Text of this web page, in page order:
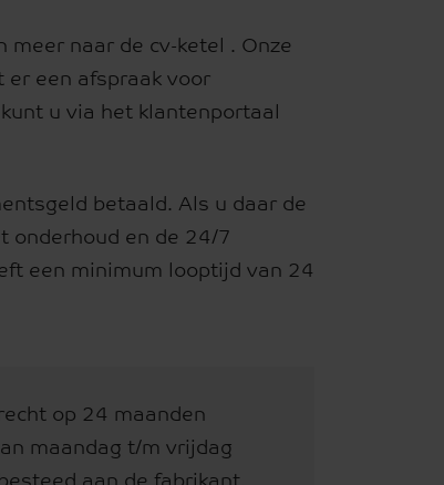
naar de cv-ketel . Onze
een afspraak voor
u via het klantenportaal
betaald. Als u daar de
onderhoud en de 24/7
een minimum looptijd van 24
op 24 maanden
maandag t/m vrijdag